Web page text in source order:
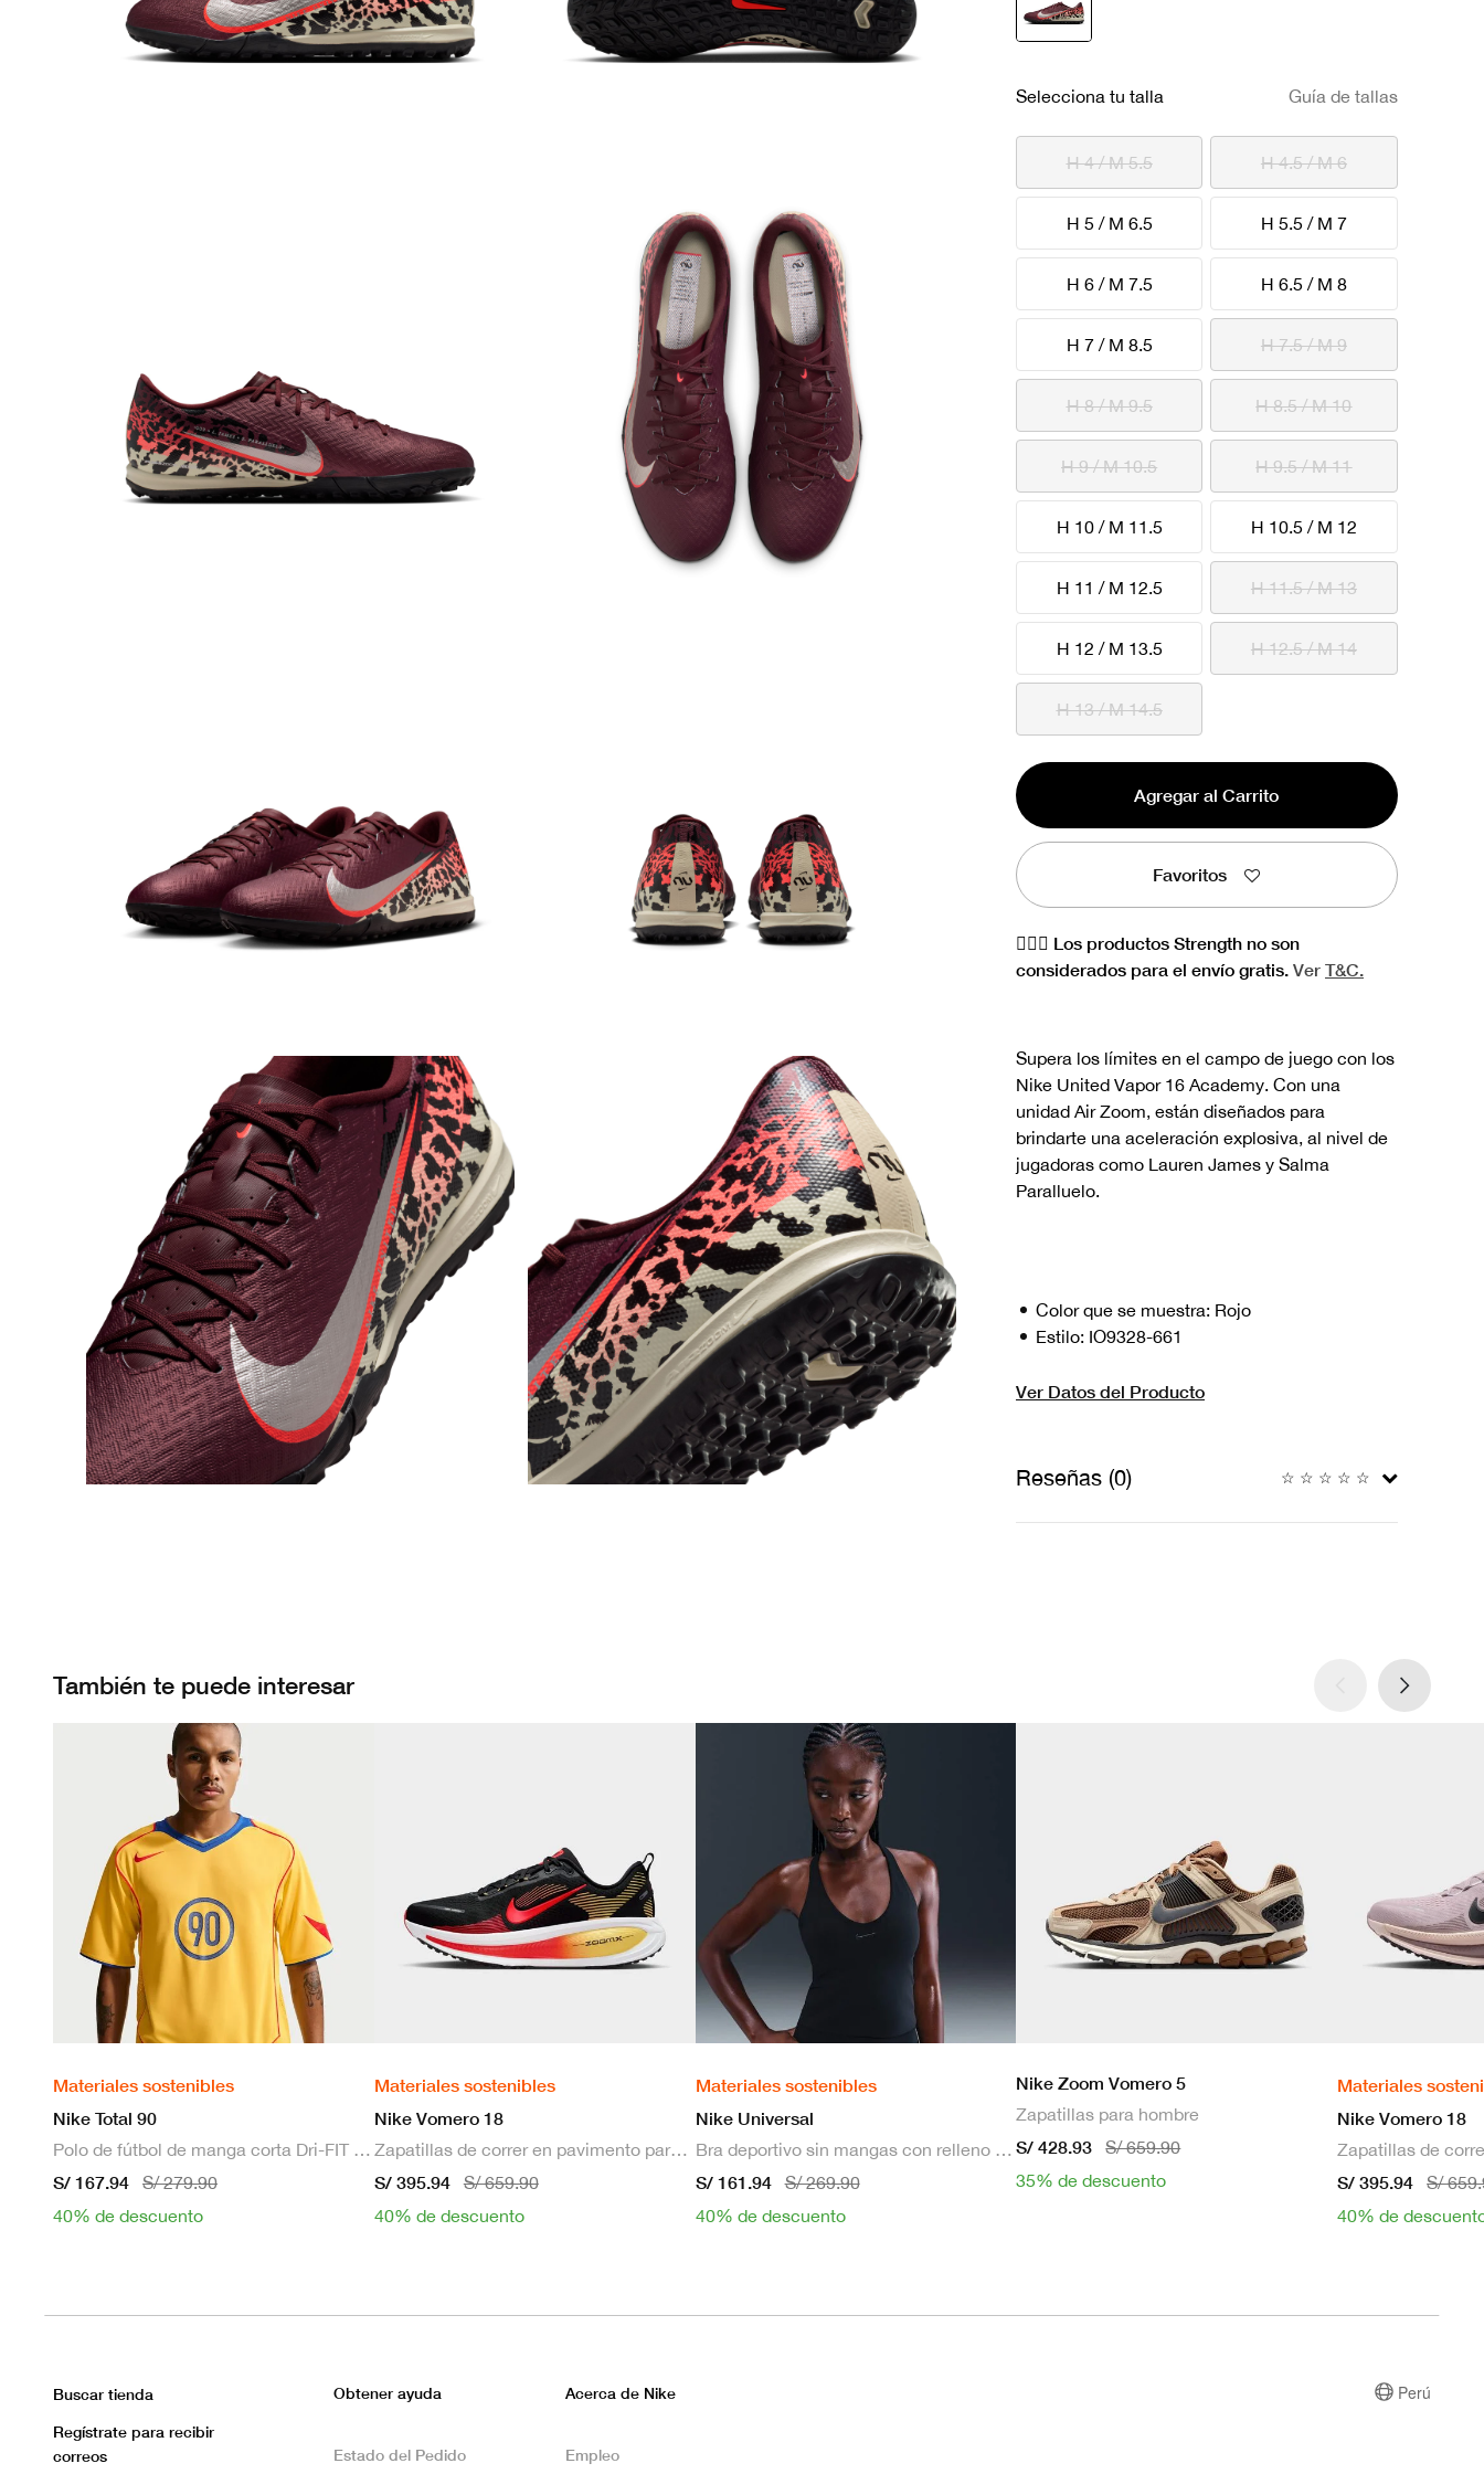
Selecciona tu talla Guía de tallas
H 4 / M 5.5 H 4.5 / M 6
H 5 / M 6.5 H 5.5 / M 7
H 6 / M 7.5 H 6.5 / M 8
H 7 / M 8.5 H 7.5 / M 9
H 8 / M 9.5 H 8.5 / M 10
H 9 / M 10.5 H 9.5 / M 11
H 10 / M 11.5 H 10.5 / M 12
H 11 / M 12.5 H 11.5 / M 13
H 12 / M 13.5 H 12.5 / M 14
H 13 / M 14.5
Agregar al Carrito
Favoritos
🏋🏻‍♀️ Los productos Strength no son
considerados para el envío gratis. Ver T&C.
Supera los límites en el campo de juego con los
Nike United Vapor 16 Academy. Con una
unidad Air Zoom, están diseñados para
brindarte una aceleración explosiva, al nivel de
jugadoras como Lauren James y Salma
Paralluelo.
Color que se muestra: Rojo
Estilo: IO9328-661
Ver Datos del Producto
Reseñas (0) ☆ ☆ ☆ ☆ ☆
También te puede interesar
Materiales sostenibles
Nike Total 90
Polo de fútbol de manga corta Dri-FIT para hombre
S/ 167.94
S/ 279.90
40% de descuento
Materiales sostenibles
Nike Vomero 18
Zapatillas de correr en pavimento para hombre
S/ 395.94
S/ 659.90
40% de descuento
Materiales sostenibles
Nike Universal
Bra deportivo sin mangas con relleno de sujeción media para mujer
S/ 161.94
S/ 269.90
40% de descuento
Nike Zoom Vomero 5
Zapatillas para hombre
S/ 428.93
S/ 659.90
35% de descuento
Materiales
Nike Vomero 18
S/ 395.94
S/
40% de
Buscar tienda
Regístrate para recibir
correos
Obtener ayuda
Estado del Pedido
Acerca de Nike
Empleo
Perú